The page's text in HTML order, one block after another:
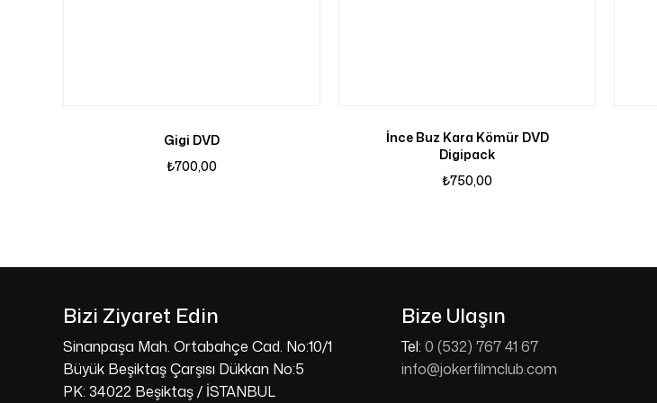
Gigi DVD
₺700,00
İnce Buz Kara Kömür DVD
Digipack
₺750,00
Bizi Ziyaret Edin
Sinanpaşa Mah. Ortabahçe Cad. No:10/1
Büyük Beşiktaş Çarşısı Dükkan No:5
PK: 34022 Beşiktaş / İSTANBUL
Bize Ulaşın
Tel:0 (532) 767 41 67
info@jokerfilmclub.com